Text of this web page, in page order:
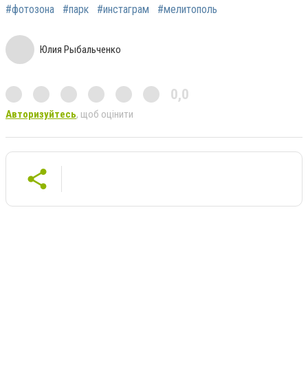
#фотозона #парк #инстаграм #мелитополь
Юлия Рыбальченко
0,0
Авторизуйтесь, щоб оцінити